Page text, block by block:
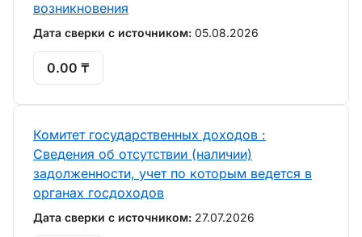
возникновения
Дата сверки с источником: 05.08.2026
0.00 ₸
Комитет государственных доходов :
Сведения об отсутствии (наличии)
задолженности, учет по которым ведется в
органах госдоходов
Дата сверки с источником: 27.07.2026